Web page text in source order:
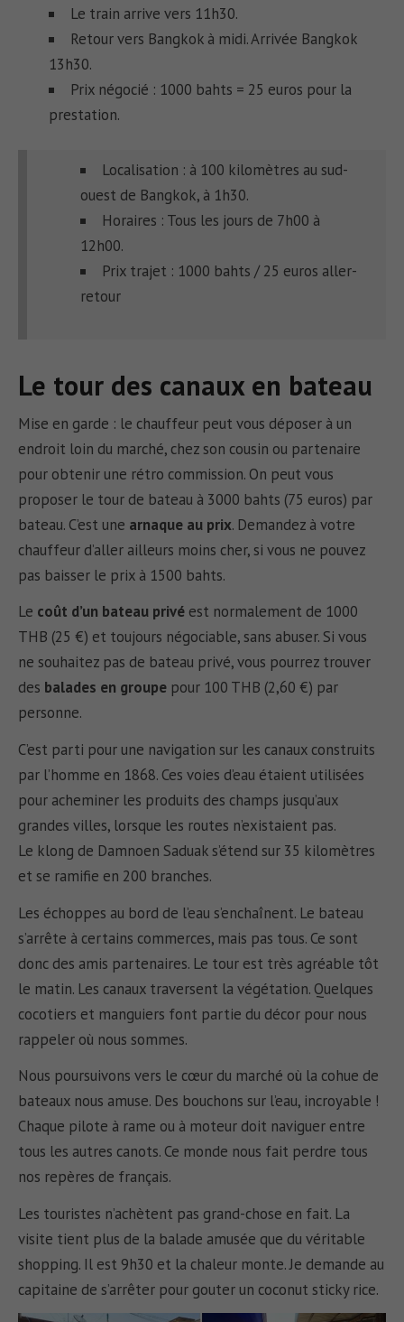
Le train arrive vers 11h30.
Retour vers Bangkok à midi. Arrivée Bangkok
13h30.
Prix négocié : 1000 bahts = 25 euros pour la
prestation.
Localisation : à 100 kilomètres au sud-
ouest de Bangkok, à 1h30.
Horaires : Tous les jours de 7h00 à
12h00.
Prix trajet : 1000 bahts / 25 euros aller-
retour
Le tour des canaux en bateau
Mise en garde : le chauffeur peut vous déposer à un
endroit loin du marché, chez son cousin ou partenaire
pour obtenir une rétro commission. On peut vous
proposer le tour de bateau à 3000 bahts (75 euros) par
bateau. C’est une arnaque au prix. Demandez à votre
chauffeur d’aller ailleurs moins cher, si vous ne pouvez
pas baisser le prix à 1500 bahts.
Le coût d’un bateau privé est normalement de 1000
THB (25 €) et toujours négociable, sans abuser. Si vous
ne souhaitez pas de bateau privé, vous pourrez trouver
des balades en groupe pour 100 THB (2,60 €) par
personne.
C’est parti pour une navigation sur les canaux construits
par l’homme en 1868. Ces voies d’eau étaient utilisées
pour acheminer les produits des champs jusqu’aux
grandes villes, lorsque les routes n’existaient pas.
Le klong de Damnoen Saduak s’étend sur 35 kilomètres
et se ramifie en 200 branches.
Les échoppes au bord de l’eau s’enchaînent. Le bateau
s’arrête à certains commerces, mais pas tous. Ce sont
donc des amis partenaires. Le tour est très agréable tôt
le matin. Les canaux traversent la végétation. Quelques
cocotiers et manguiers font partie du décor pour nous
rappeler où nous sommes.
Nous poursuivons vers le cœur du marché où la cohue de
bateaux nous amuse. Des bouchons sur l’eau, incroyable !
Chaque pilote à rame ou à moteur doit naviguer entre
tous les autres canots. Ce monde nous fait perdre tous
nos repères de français.
Les touristes n’achètent pas grand-chose en fait. La
visite tient plus de la balade amusée que du véritable
shopping. Il est 9h30 et la chaleur monte. Je demande au
capitaine de s’arrêter pour gouter un coconut sticky rice.